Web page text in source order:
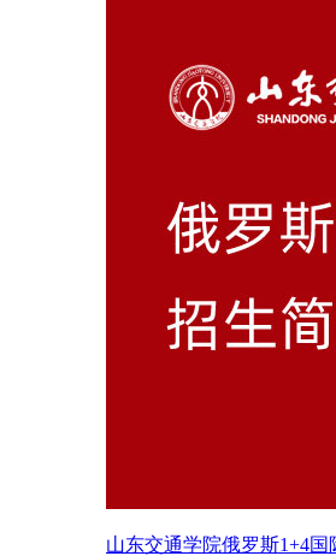
山东交通学院俄罗斯1+4